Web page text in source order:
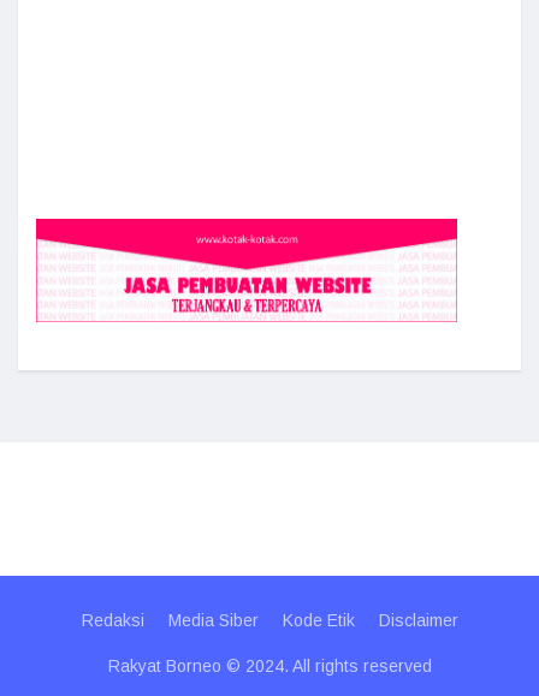
Redaksi Media Siber Kode Etik Disclaimer
Rakyat Borneo © 2024. All rights reserved